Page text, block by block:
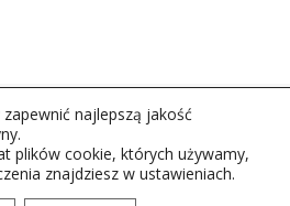
Rzeszów S.A. w likwidacj.
najlepszą jakość
plików cookie, których używamy,
znajdziesz w ustawieniach.